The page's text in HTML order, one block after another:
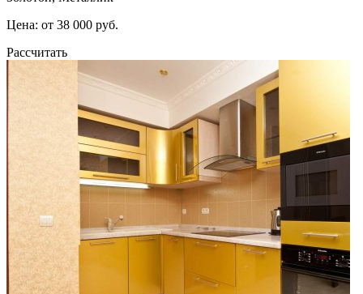
Цена: от 38 000 руб.
Рассчитать